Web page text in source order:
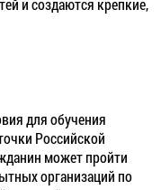
и создаются крепкие,
для обучения
Российской
может пройти
организаций по